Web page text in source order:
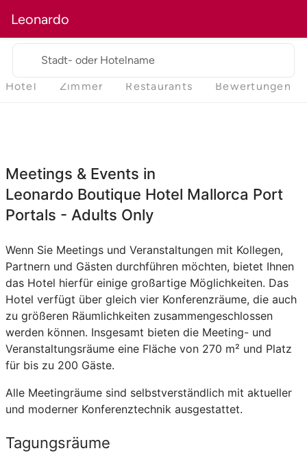
Leonardo
Stadt- oder Hotelname
Hotel Zimmer Restaurants Bewertungen
Meetings & Events in
Leonardo Boutique Hotel Mallorca Port
Portals - Adults Only
Wenn Sie Meetings und Veranstaltungen mit Kollegen,
Partnern und Gästen durchführen möchten, bietet Ihnen
das Hotel hierfür einige großartige Möglichkeiten. Das
Hotel verfügt über gleich vier Konferenzräume, die auch
zu größeren Räumlichkeiten zusammengeschlossen
werden können. Insgesamt bieten die Meeting- und
Veranstaltungsräume eine Fläche von 270 m² und Platz
für bis zu 200 Gäste.
Alle Meetingräume sind selbstverständlich mit aktueller
und moderner Konferenztechnik ausgestattet.
Tagungsräume